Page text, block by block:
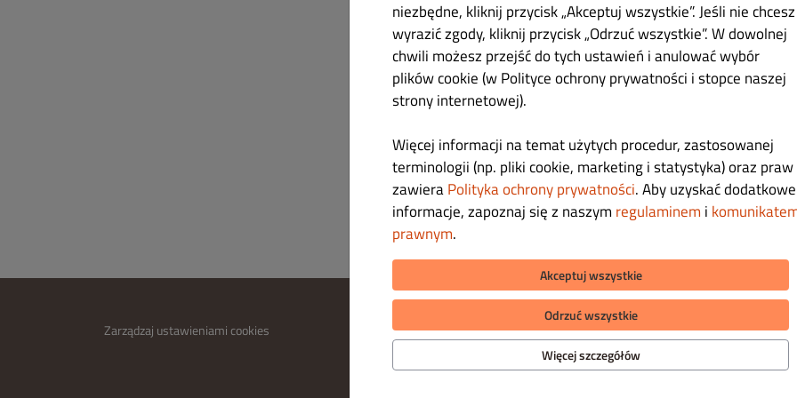
Zarządzaj ustawieniami cookies
INFORMACJA
Polityka ochrony prywatności
METODY PŁATNOŚCI ZA DOSTAWĘ
niezbędne, kliknij przycisk „Akceptuj wszystkie”. Jeśli nie chcesz
wyrazić zgody, kliknij przycisk „Odrzuć wszystkie”. W dowolnej
chwili możesz przejść do tych ustawień i anulować wybór
plików cookie (w Polityce ochrony prywatności i stopce naszej
strony internetowej).
Więcej informacji na temat użytych procedur, zastosowanej
terminologii (np. pliki cookie, marketing i statystyka) oraz praw
zawieraPolityka ochrony prywatności. Aby uzyskać dodatkowe
informacje, zapoznaj się z naszym regulaminem i
prawnym.
Akceptuj wszystkie
Odrzuć wszystkie
Więcej szczegółów